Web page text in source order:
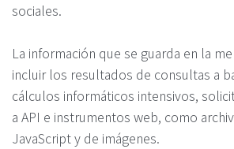
sociales.
La información que se guarda en la
incluir los resultados de consultas a
cálculos informáticos intensivos,
a API e instrumentos web, como
JavaScript y de imágenes.